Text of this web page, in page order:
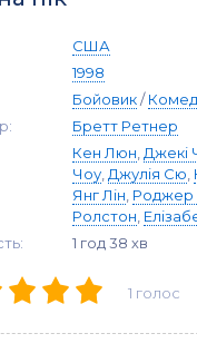
США
1998
Бойовик/
Бретт Ретнер
Кен Люн Джекі
Чоу Джулія Сю
Янг Лін
Ролстон
1 год 38 хв
1 голос